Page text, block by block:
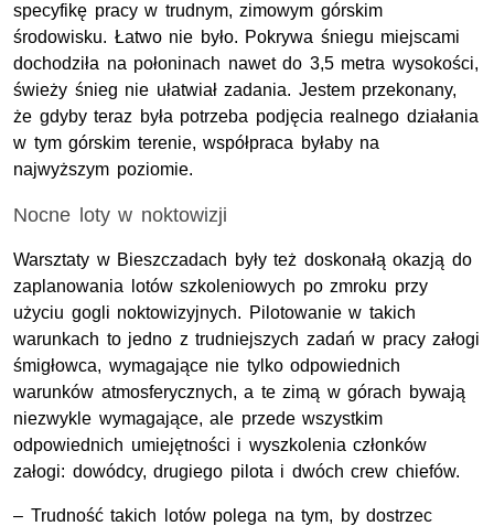
specyfikę pracy w trudnym, zimowym górskim
środowisku. Łatwo nie było. Pokrywa śniegu miejscami
dochodziła na połoninach nawet do 3,5 metra wysokości,
świeży śnieg nie ułatwiał zadania. Jestem przekonany,
że gdyby teraz była potrzeba podjęcia realnego działania
w tym górskim terenie, współpraca byłaby na
najwyższym poziomie.
Nocne loty w noktowizji
Warsztaty w Bieszczadach były też doskonałą okazją do
zaplanowania lotów szkoleniowych po zmroku przy
użyciu gogli noktowizyjnych. Pilotowanie w takich
warunkach to jedno z trudniejszych zadań w pracy załogi
śmigłowca, wymagające nie tylko odpowiednich
warunków atmosferycznych, a te zimą w górach bywają
niezwykle wymagające, ale przede wszystkim
odpowiednich umiejętności i wyszkolenia członków
załogi: dowódcy, drugiego pilota i dwóch crew chiefów.
– Trudność takich lotów polega na tym, by dostrzec